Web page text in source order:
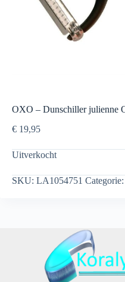
OXO – Dunschiller julienne
€ 19,95
Uitverkocht
SKU: LA1054751 Categorie: